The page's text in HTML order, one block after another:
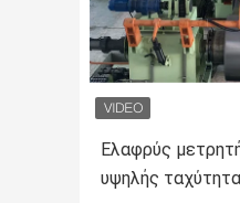
Ελαφρύς
υψηλής